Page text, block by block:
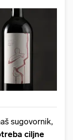
sugovornik,
ciljne